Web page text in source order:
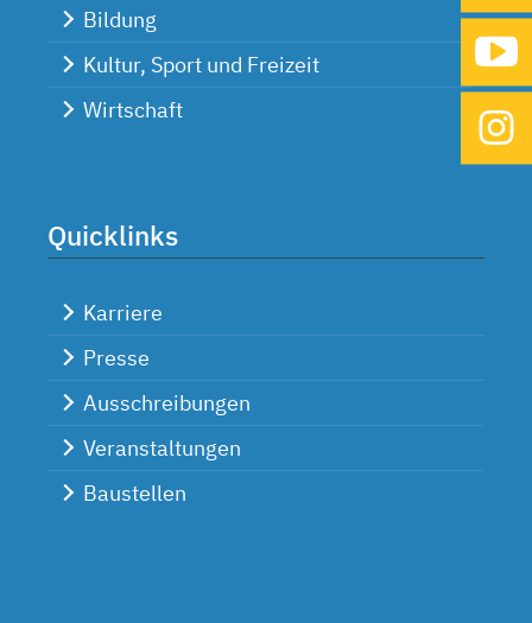
Bildung
Kultur, Sport und Freizeit
Wirtschaft
Quicklinks
Karriere
Presse
Ausschreibungen
Veranstaltungen
Baustellen